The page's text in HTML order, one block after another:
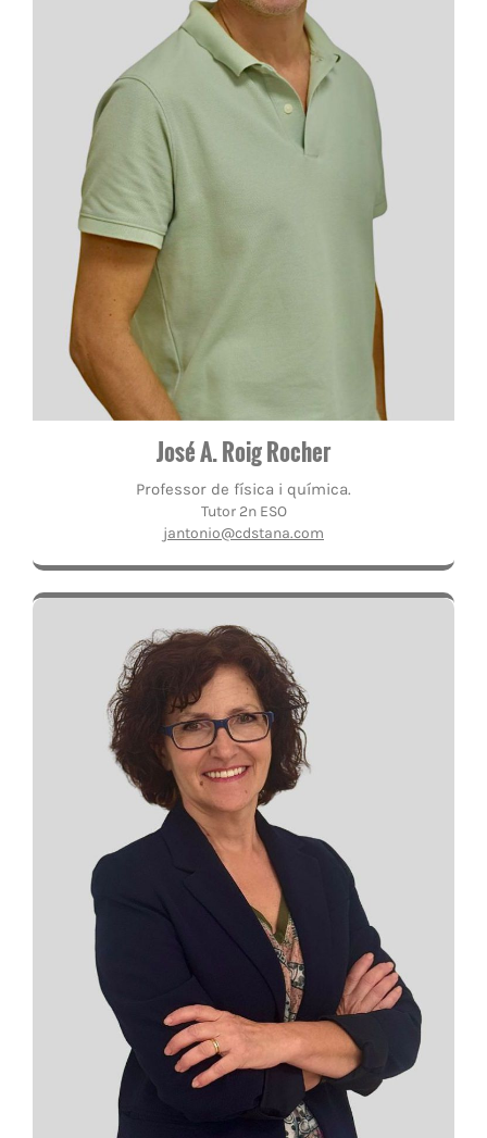
José A. Roig Rocher
Professor de física i química.
Tutor 2n ESO
jantonio@cdstana.com